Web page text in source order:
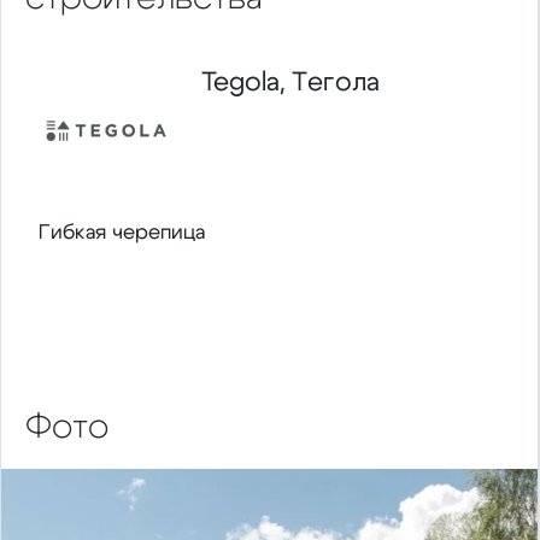
Tegola, Тегола
Гибкая черепица
Фото